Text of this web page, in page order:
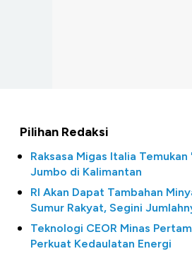
Pilihan Redaksi
Raksasa Migas Italia
Jumbo di Kalimantan
RI Akan Dapat Tambahan
Sumur Rakyat, Segini
Teknologi CEOR Minas
Perkuat Kedaulatan Energi